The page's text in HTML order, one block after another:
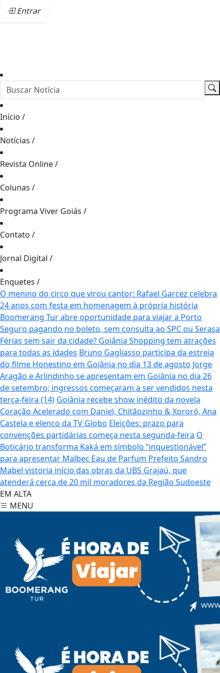
Entrar
Início /
Notícias /
Revista Online/
Colunas /
Programa Viver Goiás /
Contato /
Jornal Digital /
Enquetes /
O menino do circo que virou cantor: Rafael Garcez celebra
24 anos com festa em homenagem à própria história
Boomerang Tur abre oportunidade para viajar a Porto
Seguro pagando no boleto, sem consulta ao SPC ou Serasa
Férias sem sair da cidade? Goiânia Shopping tem atrações
para todas as idades Bruno Gagliasso participa da estreia
do filme Honestino em Goiânia no dia 13 de agosto Jorge
Aragão e Arlindinho se apresentam em Goiânia no dia 26
de setembro; ingressos começaram a ser vendidos nesta
terça-feira (14) Goiânia recebe show inédito da novela
Coração Acelerado com Daniel, Chitãozinho & Xororó, Ana
Castela e elenco da TV Globo Eleições: prazo para
convenções partidárias começa nesta segunda-feira O
Boticário transforma Kaká em símbolo “inquestionável”
para apresentar Malbec Eau de Parfum Prefeito Sandro
Mabel vistoria início das obras da UBS Grajaú, que
atenderá cerca de 20 mil moradores da Região Sudoeste
EM ALTA
MENU